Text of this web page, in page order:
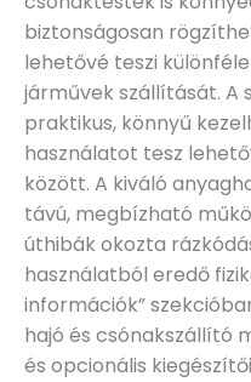
biztonságosan
lehetővé teszi
járművek szállítását. A
praktikus, könnyű
használatot tesz
között. A kiváló
távú, megbízható
úthibák okozta
használatból eredő
információk”
hajó és csónakszállító
és opcionális